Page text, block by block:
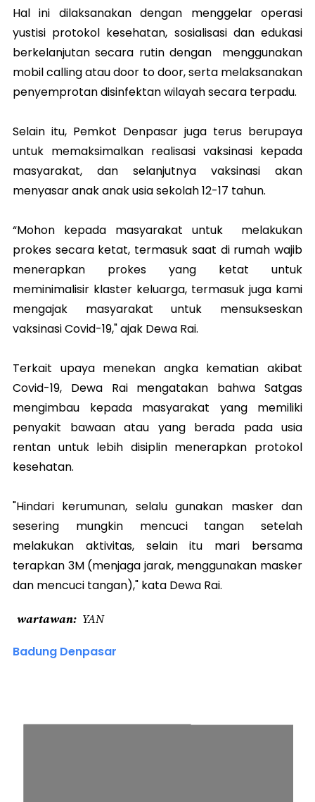
Hal ini dilaksanakan dengan menggelar operasi
yustisi protokol kesehatan, sosialisasi dan edukasi
berkelanjutan secara rutin dengan menggunakan
mobil calling atau door to door, serta melaksanakan
penyemprotan disinfektan wilayah secara terpadu.
Selain itu, Pemkot Denpasar juga terus berupaya
untuk memaksimalkan realisasi vaksinasi kepada
masyarakat, dan selanjutnya vaksinasi akan
menyasar anak anak usia sekolah 12-17 tahun.
“Mohon kepada masyarakat untuk melakukan
prokes secara ketat, termasuk saat di rumah wajib
menerapkan prokes yang ketat untuk
meminimalisir klaster keluarga, termasuk juga kami
mengajak masyarakat untuk mensukseskan
vaksinasi Covid-19," ajak Dewa Rai.
Terkait upaya menekan angka kematian akibat
Covid-19, Dewa Rai mengatakan bahwa Satgas
mengimbau kepada masyarakat yang memiliki
penyakit bawaan atau yang berada pada usia
rentan untuk lebih disiplin menerapkan protokol
kesehatan.
"Hindari kerumunan, selalu gunakan masker dan
sesering mungkin mencuci tangan setelah
melakukan aktivitas, selain itu mari bersama
terapkan 3M (menjaga jarak, menggunakan masker
dan mencuci tangan)," kata Dewa Rai.
wartawan YAN
Badung Denpasar